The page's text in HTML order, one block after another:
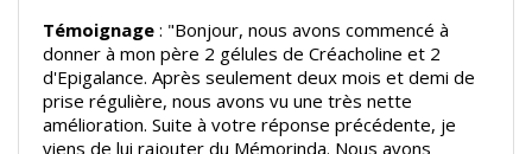
Témoignage : "Bonjour, nous avons commencé à
donner à mon père 2 gélules de Créacholine et 2
d'Epigalance. Après seulement deux mois et demi de
prise régulière, nous avons vu une très nette
amélioration. Suite à votre réponse précédente, je
viens de lui rajouter du Mémorinda. Nous avons